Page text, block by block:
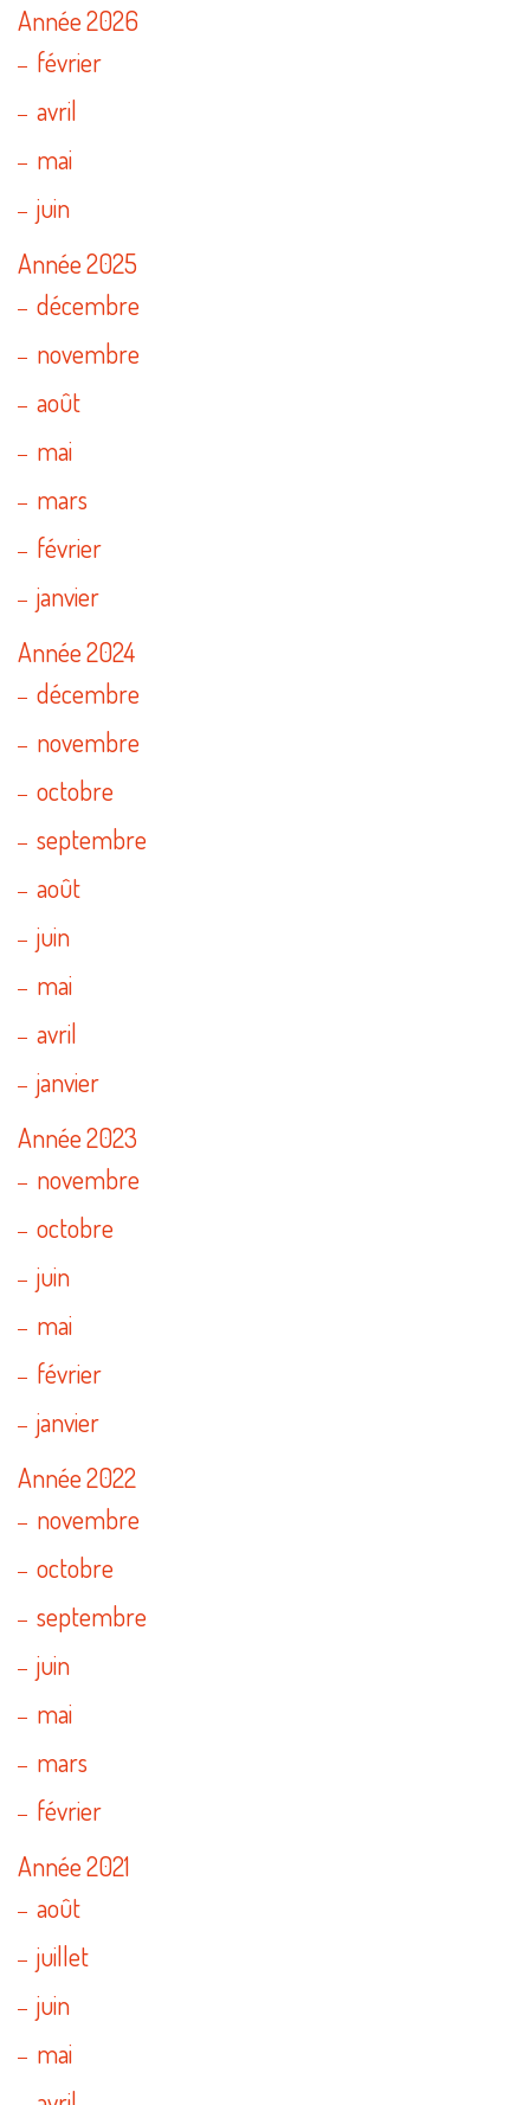
Année 2026
février
avril
mai
juin
Année 2025
décembre
novembre
août
mai
mars
février
janvier
Année 2024
décembre
novembre
octobre
septembre
août
juin
mai
avril
janvier
Année 2023
novembre
octobre
juin
mai
février
janvier
Année 2022
novembre
octobre
septembre
juin
mai
mars
février
Année 2021
août
juillet
juin
mai